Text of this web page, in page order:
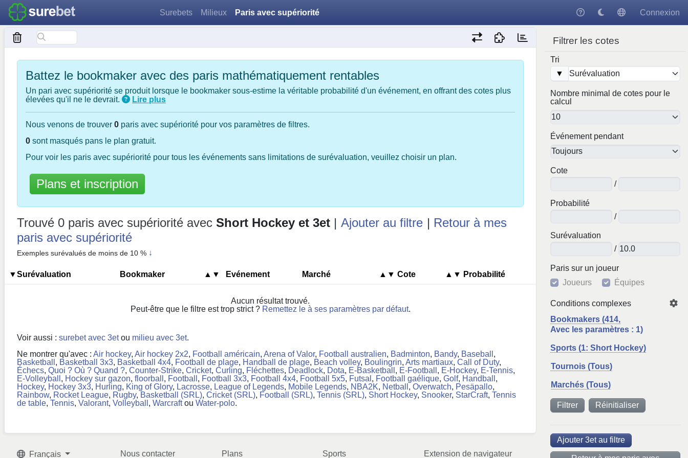
Surebets Milieux Paris avec supériorité Connexion
Filtrer les cotes
Tri
▼
Nombre minimal de cotes pour le
calcul
Événement pendant
Cote
/
Probabilité
/
Surévaluation
/
Paris sur un joueur
Joueurs
Équipes
Conditions complexes
Bookmakers (414,
Avec les paramètres : 1)
Sports (1: Short Hockey)
Tournois (Tous)
Marchés (Tous)
Réinitialiser
Ajouter 3et au filtre
Battez le bookmaker avec des paris mathématiquement rentables
Un pari avec supériorité se produit lorsque le bookmaker sous-estime la véritable probabilité d'un événement, en offrant des cotes plus
élevées qu'il ne le devrait.
Lire plus
Nous venons de trouver 0 paris avec supériorité pour vos paramètres de filtres.
0 sont masqués pans le plan gratuit.
Pour voir les paris avec supériorité pour tous les événements sans limitations de surévaluation, veuillez choisir un plan.
Plans et inscription
Trouvé 0 paris avec supériorité avec Short Hockey et 3et | Ajouter au filtre | Retour à mes
paris avec supériorité
Exemples surévalués de moins de 10 % ↓
▼Surévaluation Bookmaker ▲▼ Evénement Marché ▲▼ Cote ▲▼ Probabilité
Aucun résultat trouvé.
Peut-être que le filtre est trop strict ? Remettez le à ses paramètres par défaut.
Voir aussi : surebet avec 3etou milieu avec 3et.
Ne montrer qu'avec : Air hockey, Air hockey 2x2, Football américain, Arena of Valor, Football australien, Badminton, Bandy, Baseball ,
Basketball , Basketball 3x3, Basketball 4x4, Football de plage, Handball de plage, Beach volley, Boulingrin, Arts martiaux, Call of Duty,
Échecs, Quoi ? Où ? Quand ?, Counter-Strike, Cricket, Curling, Fléchettes, Deadlock, Dota, E-Basketball , E-Football , E-Hockey, E-Tennis,
E-Volleyball , Hockey sur gazon, floorball , Football , Football 3x3, Football 4x4, Football 5x5, Futsal , Football gaélique, Golf, Handball ,
Hockey, Hockey 3x3, Hurling, King of Glory, Lacrosse, League of Legends, Mobile Legends, NBA2K, Netball , Overwatch, Pesäpallo,
Rainbow, Rocket League, Rugby, Basketball (SRL), Cricket (SRL), Football (SRL), Tennis (SRL), Short Hockey, Snooker, StarCraft, Tennis
de table, Tennis, Valorant, Volleyball , Warcraftou Water-polo.
Français Nous contacter Plans Sports Extension de navigateur